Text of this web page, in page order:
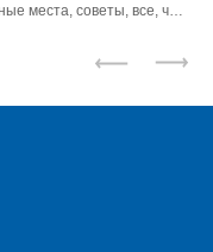
места, советы, все, что